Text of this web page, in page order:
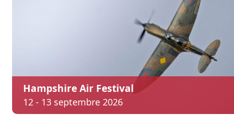
Hampshire Air Festival
12 - 13 septembre 2026